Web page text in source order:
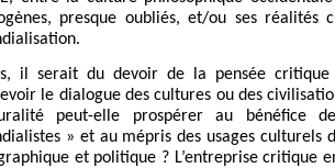
presque oubliés, et/ou ses
il serait du devoir de la pensée
le dialogue des cultures ou des
peut-elle prospérer au bénéfice
» et au mépris des usages
et politique ? L’entreprise critique